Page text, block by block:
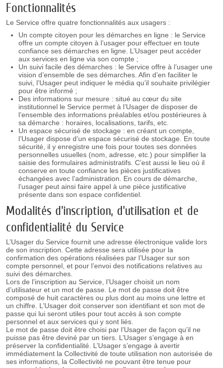
Fonctionnalités
Le Service offre quatre fonctionnalités aux usagers :
Un compte citoyen pour les démarches en ligne : le Service
offre un compte citoyen à l’usager pour effectuer en toute
confiance ses démarches en ligne. L’Usager peut accéder
aux services en ligne via son compte ;
Un suivi facile des démarches : le Service offre à l’usager une
vision d’ensemble de ses démarches. Afin d’en faciliter le
suivi, l’Usager peut indiquer le média qu’il souhaite privilégier
pour être informé ;
Des informations sur mesure : situé au cœur du site
institutionnel le Service permet à l’Usager de disposer de
l’ensemble des informations préalables et/ou postérieures à
sa démarche : horaires, localisations, tarifs, etc.
Un espace sécurisé de stockage : en créant un compte,
l’Usager dispose d’un espace sécurisé de stockage. En toute
sécurité, il y enregistre une fois pour toutes ses données
personnelles usuelles (nom, adresse, etc.) pour simplifier la
saisie des formulaires administratifs. C’est aussi le lieu où il
conserve en toute confiance les pièces justificatives
échangées avec l’administration. En cours de démarche,
l’usager peut ainsi faire appel à une pièce justificative
présente dans son espace confidentiel.
Modalités d’inscription, d’utilisation et de
confidentialité du Service
L’Usager du Service fournit une adresse électronique valide lors
de son inscription. Cette adresse sera utilisée pour la
confirmation des opérations réalisées par l’Usager sur son
compte personnel, et pour l’envoi des notifications relatives au
suivi des démarches.
Lors de l’inscription au Service, l’Usager choisit un nom
d’utilisateur et un mot de passe. Le mot de passe doit être
composé de huit caractères ou plus dont au moins une lettre et
un chiffre. L’Usager doit conserver son identifiant et son mot de
passe qui lui seront utiles pour tout accès à son compte
personnel et aux services qui y sont liés.
Le mot de passe doit être choisi par l’Usager de façon qu’il ne
puisse pas être deviné par un tiers. L’Usager s’engage à en
préserver la confidentialité. L’Usager s’engage à avertir
immédiatement la Collectivité de toute utilisation non autorisée de
ses informations, la Collectivité ne pouvant être tenue pour